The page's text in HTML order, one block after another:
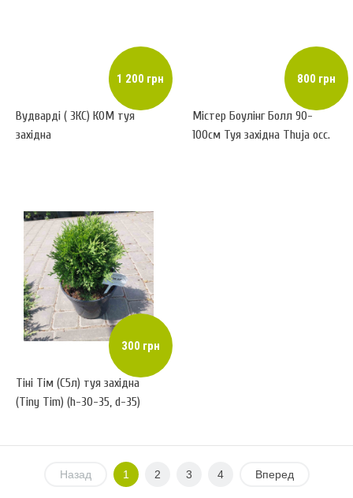
1 200 грн
Вудварді ( ЗКС) КОМ туя
західна
800 грн
Містер Боулінг Болл 90-
100см Туя західна Thuja occ.
300 грн
Тіні Тім (С5л) туя західна
(Tiny Tim) (h-30-35, d-35)
Назад 1 2 3 4 Вперед